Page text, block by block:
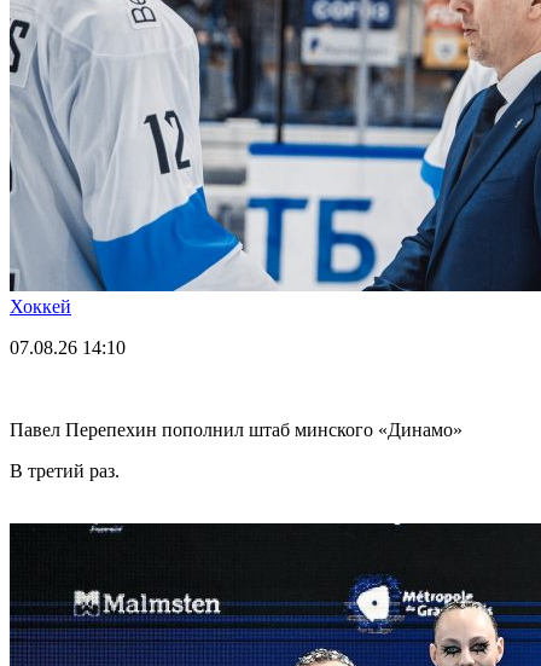
Хоккей
07.08.26 14:10
Павел Перепехин пополнил штаб минского «Динамо»
В третий раз.